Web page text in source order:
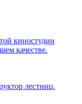
киностудии
качестве.
лестниц.